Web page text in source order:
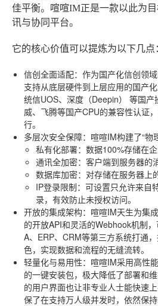
佳平衡。喧喧IM正是一款以此为
讯与协同平台。
它的核心价值可以提炼为以下几点
信创全面适配：作为国产化信创领
支持从底层硬件到上层应用的国产
统信UOS、深度（Deepin） 等国产
威、飞腾等国产CPU的兼容性认证
行。
多层次安全保障：喧喧IM构建了“物
私有化部署：数据100%存储在
通讯全加密：客户端到服务器的
数据库加密：对存储在服务器上
IP登录限制：可设置只允许来自
录，有效防止未授权访问。
开放的集成架构：喧喧IM天生为集
的开放API和灵活的Webhook机制
A、ERP、CRM等第三方系统打通
色，实现数据和流程的无缝流转。
轻量化与易用性：喧喧IM采用高性
的一键安装包，极大降低了部署和
的用户界面也让非专业人士能快速
保了在支持万人级并发时，依然保